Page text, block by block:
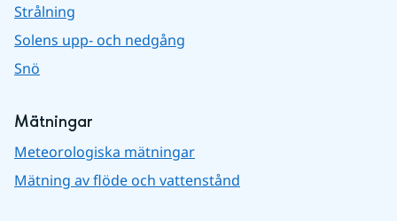
Strålning
Solens upp- och nedgång
Snö
Mätningar
Meteorologiska mätningar
Mätning av flöde och vattenstånd